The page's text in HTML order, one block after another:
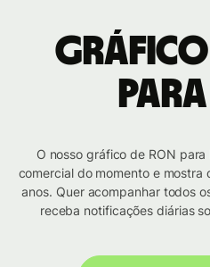
Gráfico
para
O nosso gráfico de RON
comercial do momento e mostra
anos. Quer acompanhar todos
receba notificações diárias